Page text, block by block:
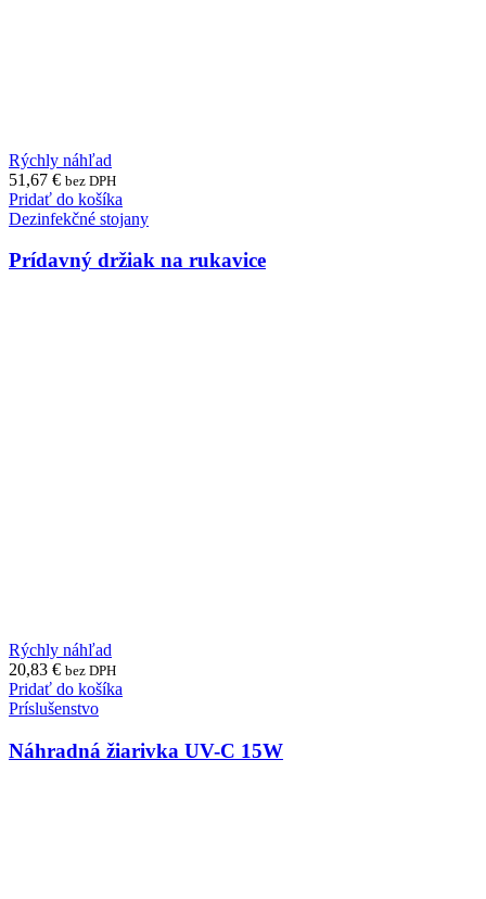
Rýchly náhľad
51,67 € bez DPH
Pridať do košíka
Dezinfekčné stojany
Prídavný držiak na rukavice
Rýchly náhľad
20,83 € bez DPH
Pridať do košíka
Príslušenstvo
Náhradná žiarivka UV-C 15W